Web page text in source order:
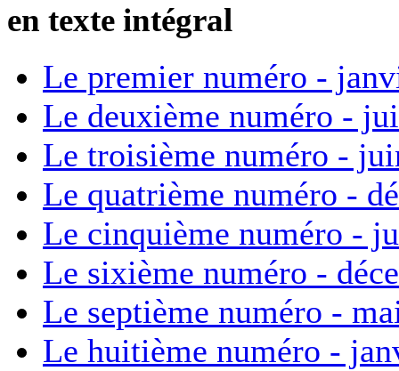
en texte intégral
Le premier numéro -
Le deuxième numéro -
Le troisième numéro -
Le quatrième numéro -
Le cinquième numéro -
Le sixième numéro -
Le septième numéro -
Le huitième numéro -